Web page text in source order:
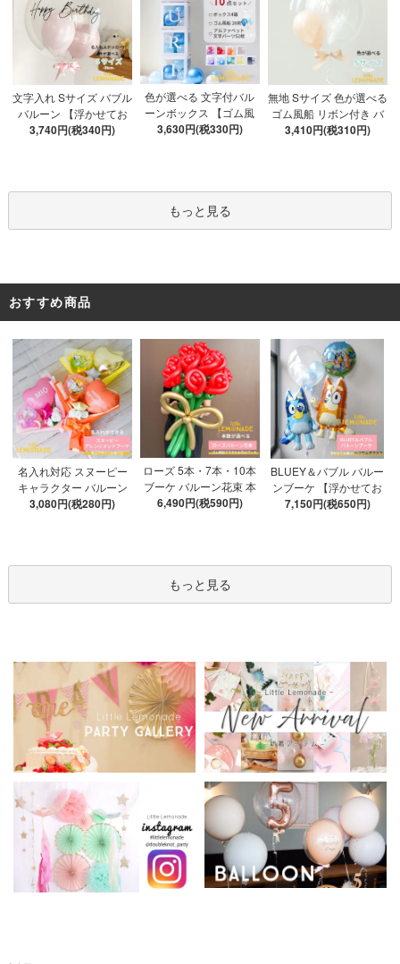
文字入れ Sサイズ バブル
バルーン 【浮かせてお
届け】 バルーン
3,740円(税340円)
色が選べる 文字付バル
ーンボックス 【ゴム風
船&文字パーツ付き】 DI
ツ52枚 推し活
3,630円(税330円)
無地 Sサイズ 色が選べる
ゴム風船 リボン付き バ
ブルバルーン 【浮かせ
3,410円(税310円)
もっと見る
おすすめ商品
名入れ対応 スヌーピー
キャラクター バルーン
ブーケ 選べる7種 【膨ら
3,080円(税280円)
ローズ 5本・7本・10本
ブーケ バルーン花束 本
数が選べる 【膨らませ
6,490円(税590円)
BLUEY＆バブル バルー
ンブーケ 【浮かせてお
届け】 ヘリウムガス入
7,150円(税650円)
もっと見る